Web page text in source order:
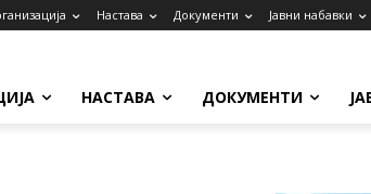
Настава Документи Јавни набавки
НАСТАВА ДОКУМЕНТИ